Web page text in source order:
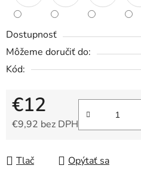
Dostupnosť
Môžeme doručiť do:
Kód:
€12
€9,92 bez DPH
Tlač Opýtať sa